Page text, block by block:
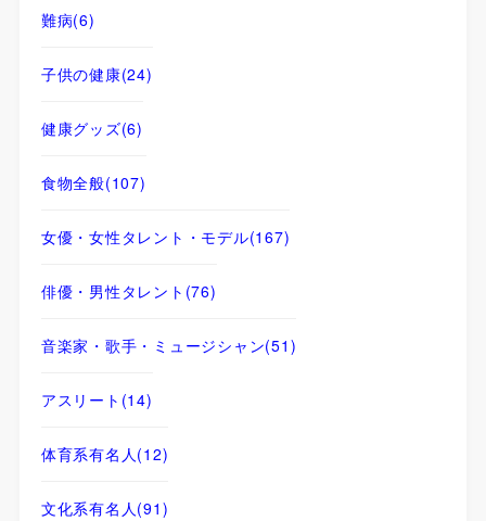
難病(6)
子供の健康(24)
健康グッズ(6)
食物全般(107)
女優・女性タレント・モデル(167)
俳優・男性タレント (76)
音楽家・歌手・ミュージシャン(51)
アスリート (14)
体育系有名人(12)
文化系有名人(91)